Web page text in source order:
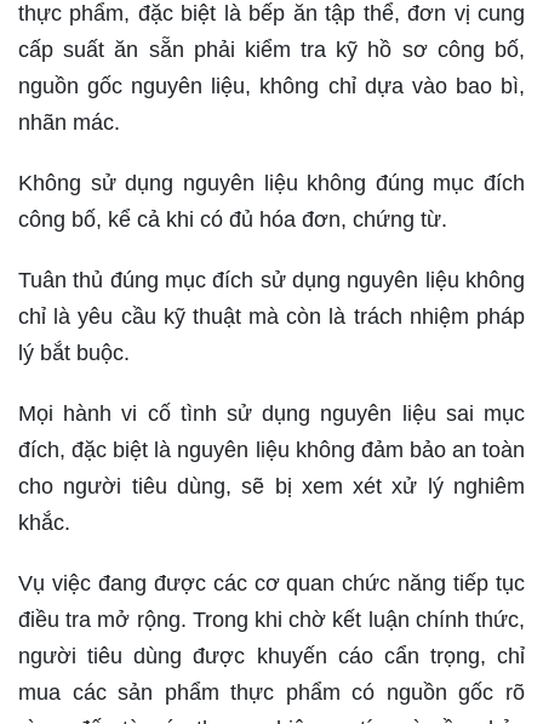
thực phẩm, đặc biệt là bếp ăn tập thể, đơn vị cung
cấp suất ăn sẵn phải kiểm tra kỹ hồ sơ công bố,
nguồn gốc nguyên liệu, không chỉ dựa vào bao bì,
nhãn mác.
Không sử dụng nguyên liệu không đúng mục đích
công bố, kể cả khi có đủ hóa đơn, chứng từ.
Tuân thủ đúng mục đích sử dụng nguyên liệu không
chỉ là yêu cầu kỹ thuật mà còn là trách nhiệm pháp
lý bắt buộc.
Mọi hành vi cố tình sử dụng nguyên liệu sai mục
đích, đặc biệt là nguyên liệu không đảm bảo an toàn
cho người tiêu dùng, sẽ bị xem xét xử lý nghiêm
khắc.
Vụ việc đang được các cơ quan chức năng tiếp tục
điều tra mở rộng. Trong khi chờ kết luận chính thức,
người tiêu dùng được khuyến cáo cẩn trọng, chỉ
mua các sản phẩm thực phẩm có nguồn gốc rõ